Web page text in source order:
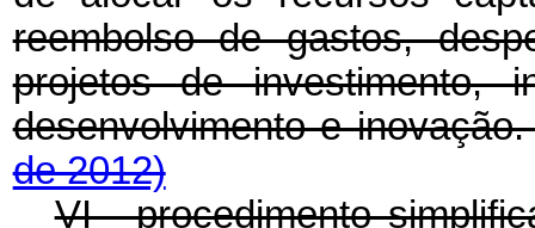
reembolso de gastos,
projetos de investimento,
desenvolvimento e
de 2012)
VI - procedimento